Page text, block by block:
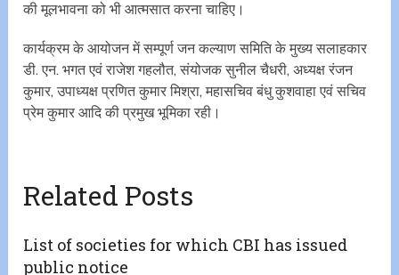
की मूलभावना को भी आत्मसात करना चाहिए।
कार्यक्रम के आयोजन में सम्पूर्ण जन कल्याण समिति के मुख्य सलाहकार
डी. एन. भगत एवं राजेश गहलौत, संयोजक सुनील चैधरी, अध्यक्ष रंजन
कुमार, उपाध्यक्ष प्रणित कुमार मिश्रा, महासचिव बंधु कुशवाहा एवं सचिव
प्रेम कुमार आदि की प्रमुख भूमिका रही।
Related Posts
List of societies for which CBI has issued
public notice